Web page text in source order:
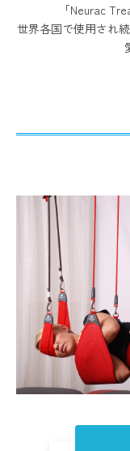
「Neurac
世界各国で使用され